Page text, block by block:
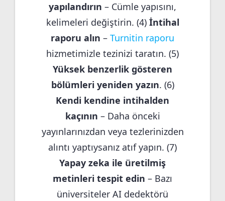
yapılandırın – Cümle yapısını,
kelimeleri değiştirin. (4) İntihal
raporu alın – Turnitin raporu
hizmetimizle tezinizi taratın. (5)
Yüksek benzerlik gösteren
bölümleri yeniden yazın. (6)
Kendi kendine intihalden
kaçının – Daha önceki
yayınlarınızdan veya tezlerinizden
alıntı yaptıysanız atıf yapın. (7)
Yapay zeka ile üretilmiş
metinleri tespit edin – Bazı
üniversiteler AI dedektörü